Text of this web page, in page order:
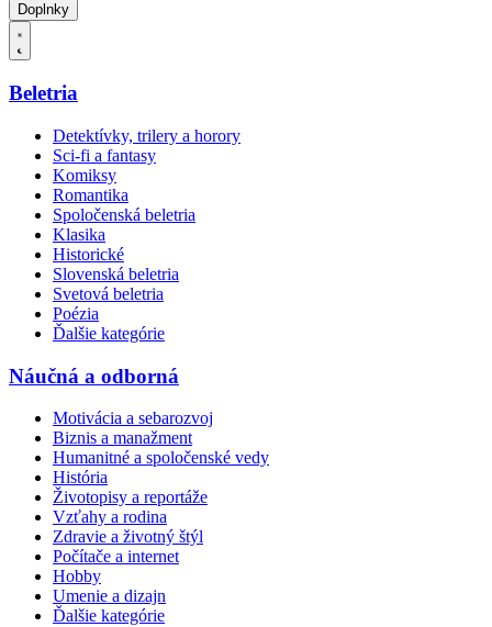
Doplnky
Beletria
Detektívky, trilery a horory
Sci-fi a fantasy
Komiksy
Romantika
Spoločenská beletria
Klasika
Historické
Slovenská beletria
Svetová beletria
Poézia
Ďalšie kategórie
Náučná a odborná
Motivácia a sebarozvoj
Biznis a manažment
Humanitné a spoločenské vedy
História
Životopisy a reportáže
Vzťahy a rodina
Zdravie a životný štýl
Počítače a internet
Hobby
Umenie a dizajn
Ďalšie kategórie